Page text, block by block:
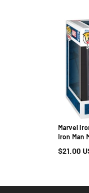
Marvel
Iron Man
Exclusive
$21.00